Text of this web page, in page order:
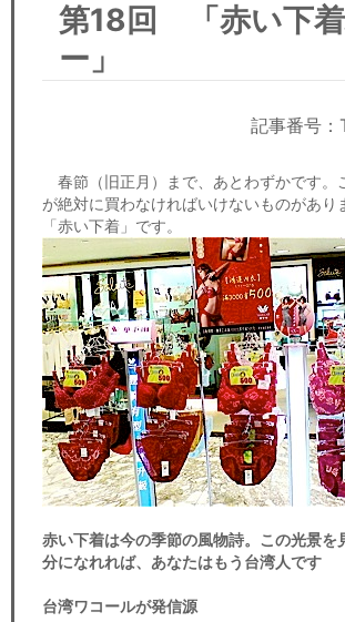
コンサルティング
リサーチ
経済ニュース
労務顧問
ＩＴ
飲食店情報
第18回 「赤い下
ー」
記事番号
春節（旧正月）まで、あとわずかです。
が絶対に買わなければいけないものがあり
「赤い下着」です。
赤い下着は今の季節の風物詩。この光景を
分になれれば、あなたはもう台湾人で
台湾ワコールが発信源